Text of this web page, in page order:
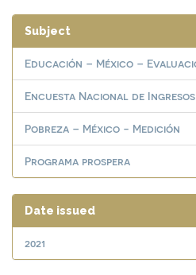
Subject
Educación – México –
Encuesta Nacional de Ingresos
Pobreza – México - Medición
Programa prospera
Date issued
2021